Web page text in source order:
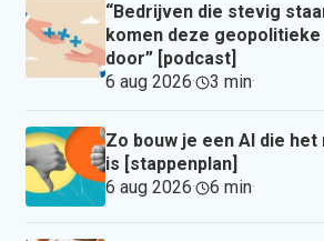
“Bedrijven die stevig
komen deze
door” [podcast]
6 aug 2026· 3 min·
Zo bouw je een AI die
is [stappenplan]
6 aug 2026· 6 min·